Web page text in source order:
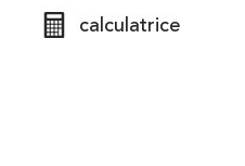
calculatrice